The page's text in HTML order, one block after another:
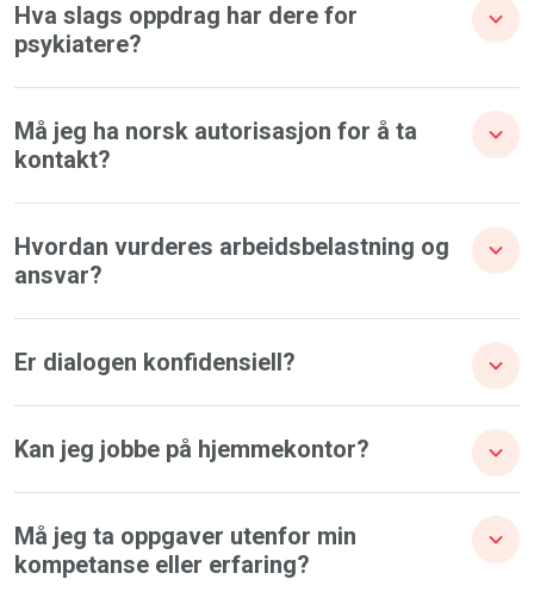
Hva slags oppdrag har dere for
psykiatere?
Må jeg ha norsk autorisasjon for å ta
kontakt?
Hvordan vurderes arbeidsbelastning og
ansvar?
Er dialogen konfidensiell?
Kan jeg jobbe på hjemmekontor?
Må jeg ta oppgaver utenfor min
kompetanse eller erfaring?